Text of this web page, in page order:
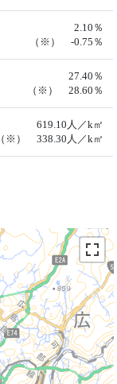
2.10％
（※） -0.75％
27.40％
（※） 28.60％
619.10人／k㎡
（※） 338.30人／k㎡